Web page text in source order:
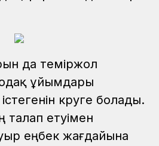
да теміржол
ұйымдары
көруге болады.
талап етуімен
еңбек жағдайына